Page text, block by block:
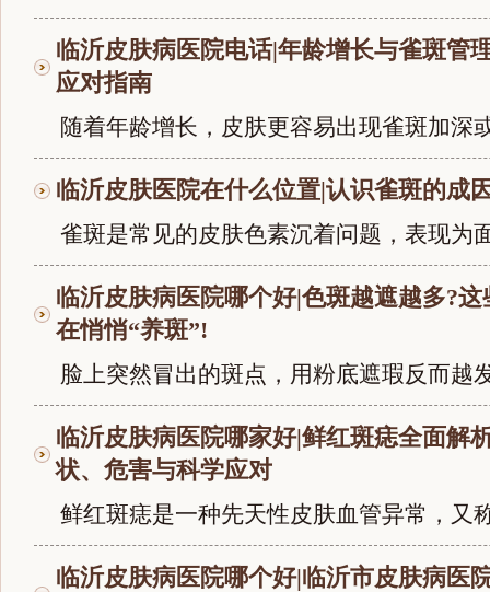
临沂皮肤病医院电话|年龄增长与雀斑管
应对指南
随着年龄增长，皮肤更容易出现雀斑加深
临沂皮肤医院在什么位置|认识雀斑的成
雀斑是常见的皮肤色素沉着问题，表现为
临沂皮肤病医院哪个好|色斑越遮越多?这
在悄悄“养斑”!
脸上突然冒出的斑点，用粉底遮瑕反而越
临沂皮肤病医院哪家好|鲜红斑痣全面解
状、危害与科学应对
鲜红斑痣是一种先天性皮肤血管异常，又
临沂皮肤病医院哪个好|临沂市皮肤病医